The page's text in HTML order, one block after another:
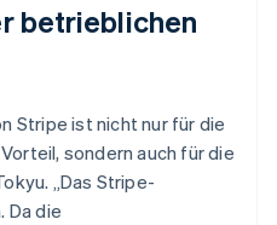
betrieblichen
Stripe ist nicht nur für die
sondern auch für die
„Das Stripe-
Da die